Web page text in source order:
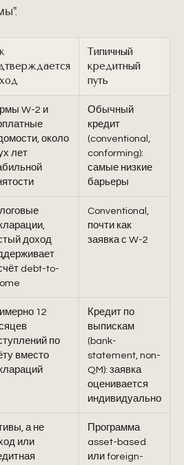
Типичный
кредитный
путь
W-2 и
около
лет
Обычный
кредит
(conventional,
conforming):
самые низкие
барьеры
доход
debt-to-
Conventional,
почти как
заявка с W-2
12
по
вместо
Кредит по
выпискам
(bank-
statement, non-
QM): заявка
оценивается
индивидуально
а не
или
Программа
asset-based
или foreign-